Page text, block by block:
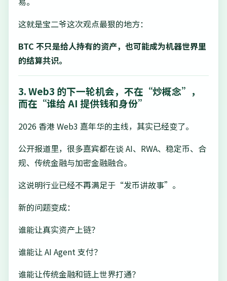
这就是宝二爷这次观点最狠的地方：
BTC 不只是给人持有的资产，也可能成为机器世界里
的结算共识。
3. Web3 的下一轮机会，不在“炒概念”，
而在“谁给 AI 提供钱和身份”
2026 香港 Web3 嘉年华的主线，其实已经变了。
公开报道里，很多嘉宾都在谈 AI、RWA、稳定币、合
规、传统金融与加密金融融合。
这说明行业已经不再满足于“发币讲故事”。
新的问题变成：
谁能让真实资产上链？
谁能让 AI Agent 支付？
谁能让传统金融和链上世界打通？